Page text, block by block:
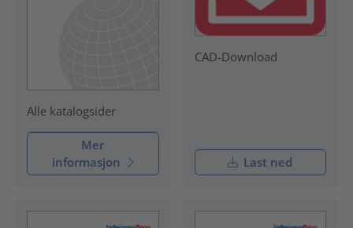
Alle katalogsider
Mer
informasjon
CAD-Download
Last ned